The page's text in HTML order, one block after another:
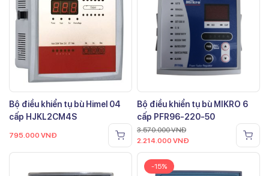
Bộ điều khiển tụ bù Himel 04
cấp HJKL2CM4S
795.000 VNĐ
Bộ điều khiển tụ bù MIKRO 6
cấp PFR96-220-50
3.570.000VNĐ
2.214.000 VNĐ
-15%